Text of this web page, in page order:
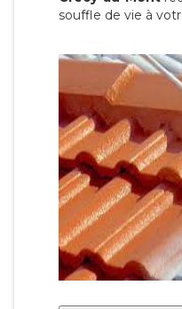
souffle de vie à